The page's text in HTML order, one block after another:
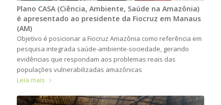
Plano CASA (Ciência, Ambiente, Saúde na Amazônia)
é apresentado ao presidente da Fiocruz em Manaus
(AM)
Objetivo é posicionar a Fiocruz Amazônia como referência em
pesquisa integrada saúde-ambiente-sociedade, gerando
evidências que respondam aos problemas reais das
populações vulnerabilizadas amazônicas
Leia mais